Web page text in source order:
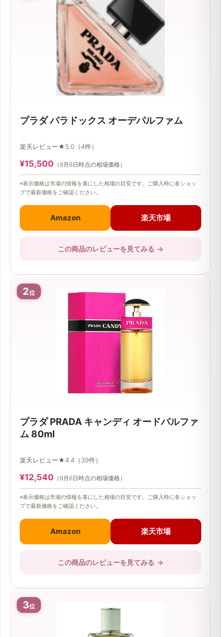
プラダ パラドックス オーデパルファム
楽天レビュー★5.0（4件）
¥15,500 （8月6日時点の相場価格）
※表示価格は市場の情報を基にした相場の目安です。ご購入時に各ショッ
プで最新価格をご確認ください。
Amazon 楽天市場
この商品のレビューを見てみる →
2位
プラダ PRADA キャンディ オードパルファ
ム 80ml
楽天レビュー★4.4（39件）
¥12,540 （8月6日時点の相場価格）
※表示価格は市場の情報を基にした相場の目安です。ご購入時に各ショッ
プで最新価格をご確認ください。
Amazon 楽天市場
この商品のレビューを見てみる →
3位